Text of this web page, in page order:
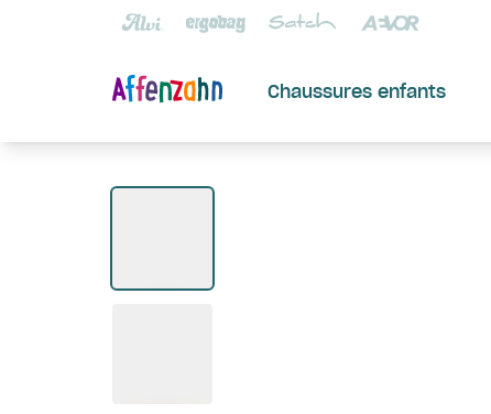
Chaussures enfants